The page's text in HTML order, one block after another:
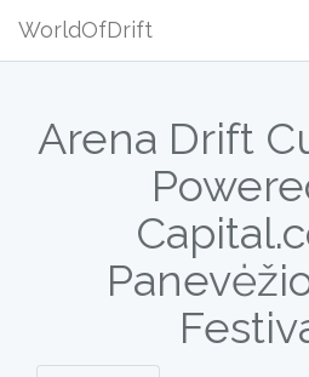
WorldOfDrift
Arena Drift